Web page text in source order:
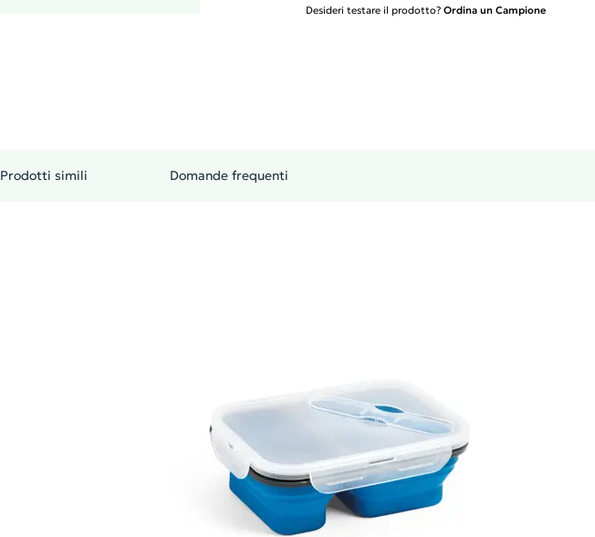
Desideri testare il prodotto? Ordina un Campione
Prodotti simili Domande frequenti